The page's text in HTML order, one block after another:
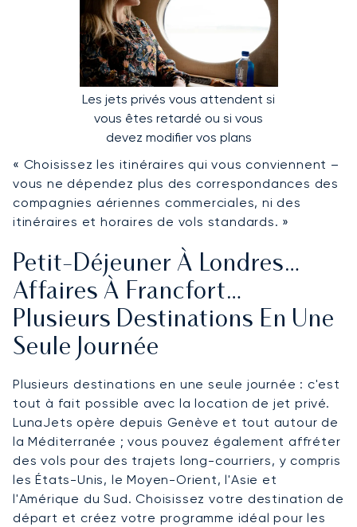
Les jets privés vous attendent si
vous êtes retardé ou si vous
devez modifier vos plans
« Choisissez les itinéraires qui vous conviennent –
vous ne dépendez plus des correspondances des
compagnies aériennes commerciales, ni des
itinéraires et horaires de vols standards. »
Petit-Déjeuner À Londres…
Affaires À Francfort…
Plusieurs Destinations En Une
Seule Journée
Plusieurs destinations en une seule journée : c'est
tout à fait possible avec la location de jet privé.
LunaJets opère depuis Genève et tout autour de
la Méditerranée ; vous pouvez également affréter
des vols pour des trajets long-courriers, y compris
les États-Unis, le Moyen-Orient, l'Asie et
l'Amérique du Sud. Choisissez votre destination de
départ et créez votre programme idéal pour les